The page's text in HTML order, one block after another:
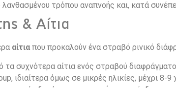
τρόπου αναπνοής και, κατά
& Αίτια
αίτια που προκαλούν ένα στραβό ρινικό
τα συχνότερα αίτια ενός στραβού
ιδιαίτερα όμως σε μικρές ηλικίες, μέχρι 8-